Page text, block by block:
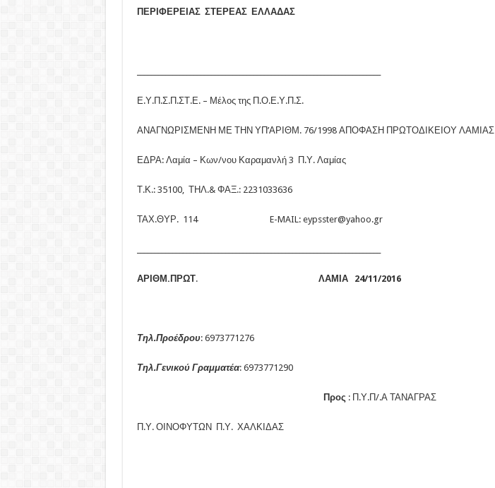
ΠΕΡΙΦΕΡΕΙΑΣ ΣΤΕΡΕΑΣ ΕΛΛΑΔΑΣ
Ε.Υ.Π.Σ.Π.ΣΤ.Ε. – Μέλος της Π.Ο.Ε.Υ.Π.Σ.
ΑΝΑΓΝΩΡΙΣΜΕΝΗ ΜΕ ΤΗΝ ΥΠ’ΑΡΙΘΜ. 76/1998 ΑΠΟΦΑΣΗ ΠΡΩΤΟΔΙΚΕΙΟΥ ΛΑΜΙΑΣ
ΕΔΡΑ: Λαμία – Κων/νου Καραμανλή 3 Π.Υ. Λαμίας
Τ.Κ.: 35100, ΤΗΛ.& ΦΑΞ.: 2231033636
ΤΑΧ.ΘΥΡ. 114 E-MAIL: eypsster@yahoo.gr
ΑΡΙΘΜ.ΠΡΩΤ. ΛΑΜΙΑ 24/11/2016
Τηλ.Προέδρου: 6973771276
Τηλ.Γενικού Γραμματέα: 6973771290
Προς : Π.Υ.Π/.Α ΤΑΝΑΓΡΑΣ
Π.Υ. ΟΙΝΟΦΥΤΩΝ Π.Υ. ΧΑΛΚΙΔΑΣ